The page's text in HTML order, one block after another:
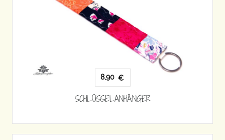
8,90 €
SCHLÜSSELANHÄNGER